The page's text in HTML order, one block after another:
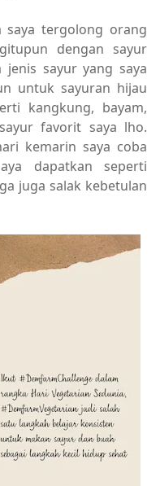
saya tergolong orang
dengan sayur
sayur yang saya
untuk sayuran hijau
kangkung, bayam,
favorit saya lho.
kemarin saya coba
dapatkan seperti
juga salak kebetulan